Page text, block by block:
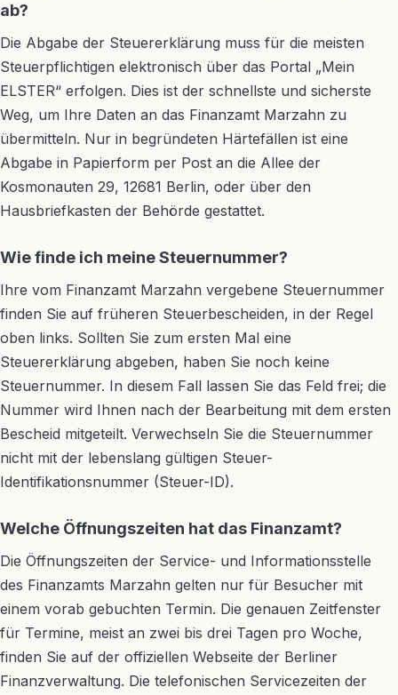
ab?
Die Abgabe der Steuererklärung muss für die meisten
Steuerpflichtigen elektronisch über das Portal „Mein
ELSTER“ erfolgen. Dies ist der schnellste und sicherste
Weg, um Ihre Daten an das Finanzamt Marzahn zu
übermitteln. Nur in begründeten Härtefällen ist eine
Abgabe in Papierform per Post an die Allee der
Kosmonauten 29, 12681 Berlin, oder über den
Hausbriefkasten der Behörde gestattet.
Wie finde ich meine Steuernummer?
Ihre vom Finanzamt Marzahn vergebene Steuernummer
finden Sie auf früheren Steuerbescheiden, in der Regel
oben links. Sollten Sie zum ersten Mal eine
Steuererklärung abgeben, haben Sie noch keine
Steuernummer. In diesem Fall lassen Sie das Feld frei; die
Nummer wird Ihnen nach der Bearbeitung mit dem ersten
Bescheid mitgeteilt. Verwechseln Sie die Steuernummer
nicht mit der lebenslang gültigen Steuer-
Identifikationsnummer (Steuer-ID).
Welche Öffnungszeiten hat das Finanzamt?
Die Öffnungszeiten der Service- und Informationsstelle
des Finanzamts Marzahn gelten nur für Besucher mit
einem vorab gebuchten Termin. Die genauen Zeitfenster
für Termine, meist an zwei bis drei Tagen pro Woche,
finden Sie auf der offiziellen Webseite der Berliner
Finanzverwaltung. Die telefonischen Servicezeiten der